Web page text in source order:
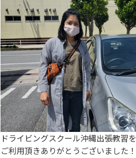
ドライビングスクール沖縄出張教習を
ご利用頂きありがとうございました！